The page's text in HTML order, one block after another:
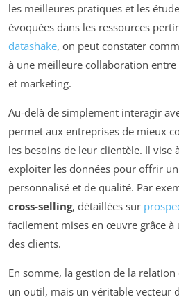
les meilleures pratiques et les
évoquées dans les ressources
datashake, on peut constater
à une meilleure collaboration
et marketing.
Au-delà de simplement interagir
permet aux entreprises de mieux
les besoins de leur clientèle. Il vise
exploiter les données pour offrir
personnalisé et de qualité. Par
cross-selling, détaillées sur
facilement mises en œuvre grâce à
des clients.
En somme, la gestion de la relation
un outil, mais un véritable vecteur